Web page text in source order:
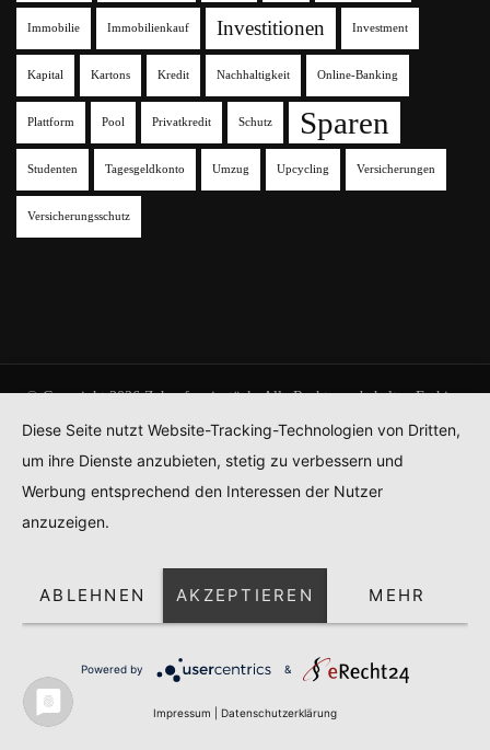
Immobilie Immobilienkauf Investitionen Investment
Kapital Kartons Kredit Nachhaltigkeit Online-Banking
Plattform Pool Privatkredit Schutz Sparen
Studenten Tagesgeldkonto Umzug Upcycling Versicherungen
Versicherungsschutz
© Copyright 2026Zehnpfennigstück. Alle Rechte vorbehalten.Fashion
Datenschutz
Diese Seite nutzt Website-Tracking-Technologien von Dritten,
um ihre Dienste anzubieten, stetig zu verbessern und
Werbung entsprechend den Interessen der Nutzer
anzuzeigen.
ABLEHNEN AKZEPTIEREN MEHR
Powered by &
Impressum Datenschutzerklärung